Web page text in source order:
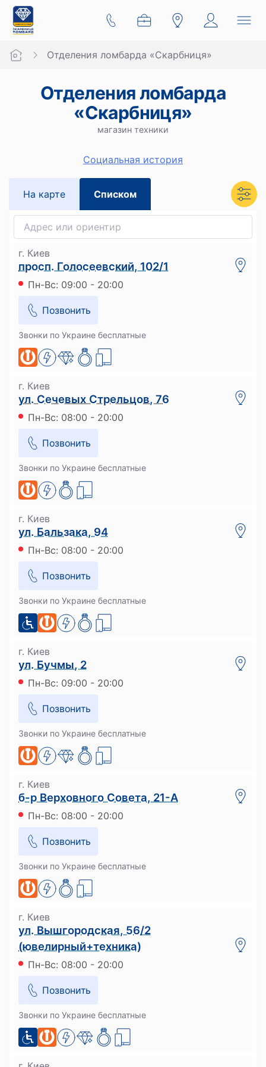
Отделения ломбарда «Скарбниця»
Отделения ломбарда
«Скарбниця»
магазин техники
Социальная история
На карте Списком
г. Киев
просп. Голосеевский, 102/1
Пн-Вс: 09:00 - 20:00
Позвонить
Звонки по Украине бесплатные
г. Киев
ул. Сечевых Стрельцов, 76
Пн-Вс: 08:00 - 20:00
Позвонить
Звонки по Украине бесплатные
г. Киев
ул. Бальзака, 94
Пн-Вс: 08:00 - 20:00
Позвонить
Звонки по Украине бесплатные
г. Киев
ул. Бучмы, 2
Пн-Вс: 09:00 - 20:00
Позвонить
Звонки по Украине бесплатные
г. Киев
б-р Верховного Совета, 21-А
Пн-Вс: 08:00 - 20:00
Позвонить
Звонки по Украине бесплатные
г. Киев
ул. Вышгородская, 56/2
(ювелирный+техника)
Пн-Вс: 08:00 - 20:00
Позвонить
Звонки по Украине бесплатные